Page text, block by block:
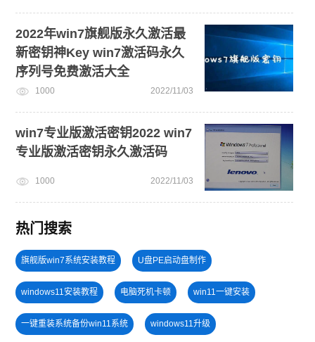
2022年win7旗舰版永久激活最
新密钥神Key win7激活码永久
序列号免费激活大全
1000 2022/11/03
win7专业版激活密钥2022 win7
专业版激活密钥永久激活码
1000 2022/11/03
热门搜索
旗舰版win7系统安装教程 U盘PE启动盘制作
windows11安装教程 电脑死机卡顿 win11一键安装
一键重装系统备份win11系统 windows11升级